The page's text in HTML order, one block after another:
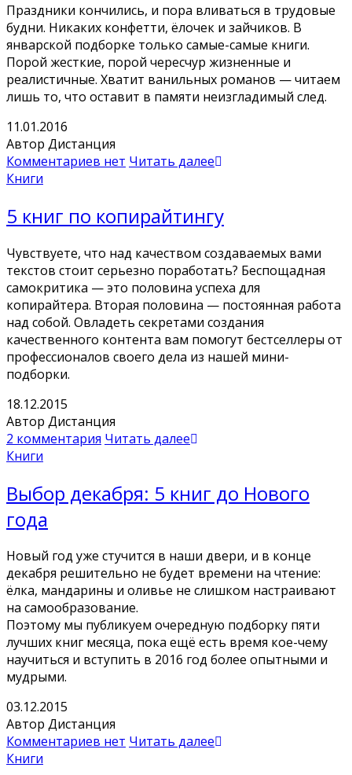
Праздники кончились, и пора вливаться в трудовые
будни. Никаких конфетти, ёлочек и зайчиков. В
январской подборке только самые-самые книги.
Порой жесткие, порой чересчур жизненные и
реалистичные. Хватит ванильных романов — читаем
лишь то, что оставит в памяти неизгладимый след.
11.01.2016
Автор Дистанция
Комментариев нет Читать далее
Книги
5 книг по копирайтингу
Чувствуете, что над качеством создаваемых вами
текстов стоит серьезно поработать? Беспощадная
самокритика — это половина успеха для
копирайтера. Вторая половина — постоянная работа
над собой. Овладеть секретами создания
качественного контента вам помогут бестселлеры от
профессионалов своего дела из нашей мини-
подборки.
18.12.2015
Автор Дистанция
2 комментария Читать далее
Книги
Выбор декабря: 5 книг до Нового
года
Новый год уже стучится в наши двери, и в конце
декабря решительно не будет времени на чтение:
ёлка, мандарины и оливье не слишком настраивают
на самообразование.
Поэтому мы публикуем очередную подборку пяти
лучших книг месяца, пока ещё есть время кое-чему
научиться и вступить в 2016 год более опытными и
мудрыми.
03.12.2015
Автор Дистанция
Комментариев нет Читать далее
Книги